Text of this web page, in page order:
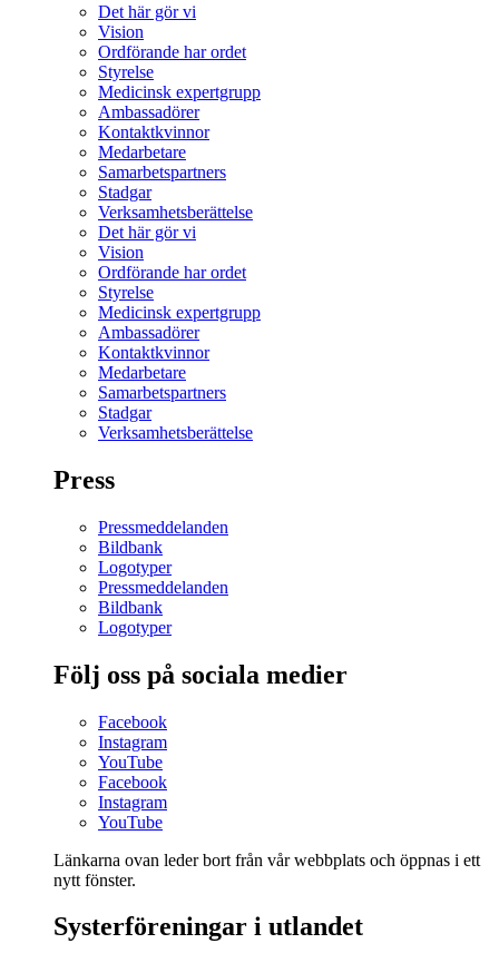
Det här gör vi
Vision
Ordförande har ordet
Styrelse
Medicinsk expertgrupp
Ambassadörer
Kontaktkvinnor
Medarbetare
Samarbetspartners
Stadgar
Verksamhetsberättelse
Det här gör vi
Vision
Ordförande har ordet
Styrelse
Medicinsk expertgrupp
Ambassadörer
Kontaktkvinnor
Medarbetare
Samarbetspartners
Stadgar
Verksamhetsberättelse
Press
Pressmeddelanden
Bildbank
Logotyper
Pressmeddelanden
Bildbank
Logotyper
Följ oss på sociala medier
Facebook
Instagram
YouTube
Facebook
Instagram
YouTube
Länkarna ovan leder bort från vår webbplats och öppnas i ett
nytt fönster.
Systerföreningar i utlandet